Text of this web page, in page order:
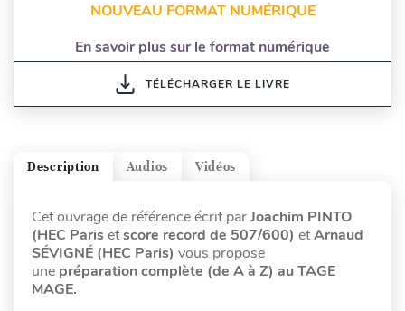
NOUVEAU FORMAT NUMÉRIQUE
En savoir plus sur le format numérique
TÉLÉCHARGER LE LIVRE
Vidéos
Audios
Description
Cet ouvrage de référence écrit parJoachim PINTO
(HEC Paris etscore record de 507/600) etArnaud
SÉVIGNÉ (HEC Paris) vous propose
une préparation complète (de A à Z) au TAGE
MAGE.